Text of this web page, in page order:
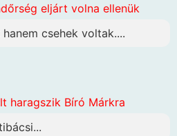
eljárt volna ellenük
csehek voltak....
haragszik Bíró Márkra